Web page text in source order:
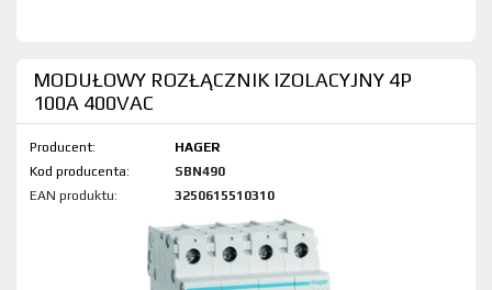
MODUŁOWY ROZŁĄCZNIK IZOLACYJNY 4P
100A 400VAC
Producent:
HAGER
Kod produktu:
SBN490
EAN produktu:
3250615510310